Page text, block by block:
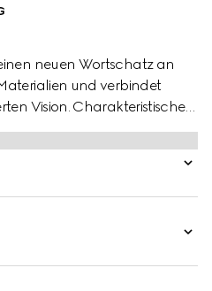
neuen Wortschatz an
und verbindet
Vision. Charakteristische
emblematischen Signaturen
mit einem violetten
geprägtes Logo an den